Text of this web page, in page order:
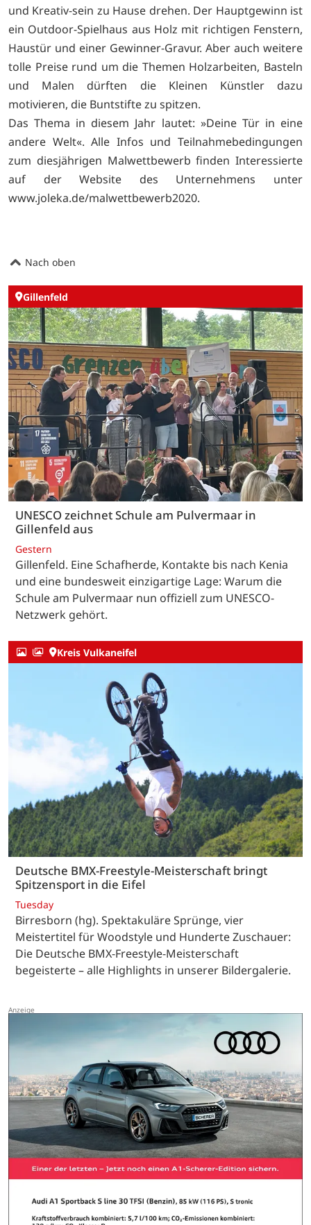
und Kreativ-sein zu Hause drehen. Der Hauptgewinn ist
ein Outdoor-Spielhaus aus Holz mit richtigen Fenstern,
Haustür und einer Gewinner-Gravur. Aber auch weitere
tolle Preise rund um die Themen Holzarbeiten, Basteln
und Malen dürften die Kleinen Künstler dazu
motivieren, die Buntstifte zu spitzen.
Das Thema in diesem Jahr lautet: »Deine Tür in eine
andere Welt«. Alle Infos und Teilnahmebedingungen
zum diesjährigen Malwettbewerb finden Interessierte
auf der Website des Unternehmens unter
www.joleka.de/­malwettbewerb2020.
Nach oben
Gillenfeld
UNESCO zeichnet Schule am Pulvermaar in
Gillenfeld aus
Gestern
Gillenfeld. Eine Schafherde, Kontakte bis nach Kenia
und eine bundesweit einzigartige Lage: Warum die
Schule am Pulvermaar nun offiziell zum UNESCO-
Netzwerk gehört.
Kreis Vulkaneifel
Deutsche BMX-Freestyle-Meisterschaft bringt
Spitzensport in die Eifel
Tuesday
Birresborn (hg). Spektakuläre Sprünge, vier
Meistertitel für Woodstyle und Hunderte Zuschauer:
Die Deutsche BMX-Freestyle-Meisterschaft
begeisterte – alle Highlights in unserer Bildergalerie.